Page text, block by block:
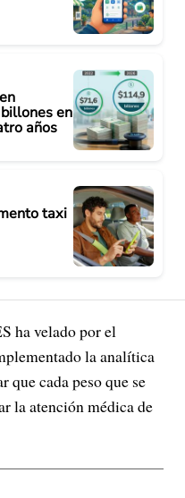
en
años
taxi
ha velado por el
la analítica
que cada peso que se
la atención médica de